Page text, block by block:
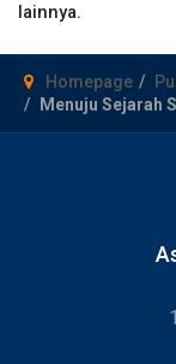
lainnya.
Homepage
Menuju Sejarah